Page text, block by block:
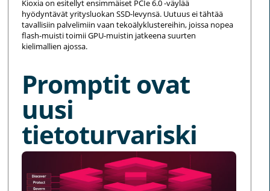
Kioxia on esitellyt ensimmäiset PCIe 6.0 -väylää
hyödyntävät yritysluokan SSD-levynsä. Uutuus ei tähtää
tavallisiin palvelimiin vaan tekoälyklustereihin, joissa nopea
flash-muisti toimii GPU-muistin jatkeena suurten
kielimallien ajossa.
Promptit ovat
uusi
tietoturvariski